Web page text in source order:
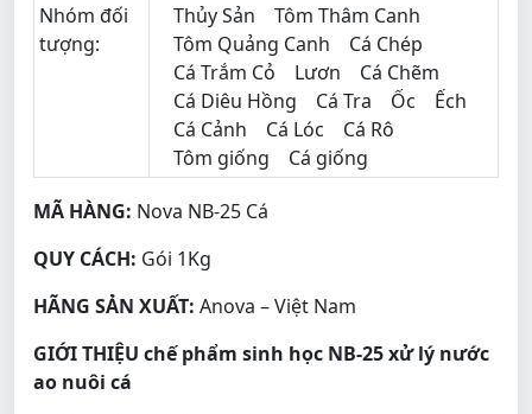
Nhóm đối
tượng:
Thủy Sản
Tôm Thâm Canh
Tôm Quảng Canh
Cá Chép
Cá Trắm Cỏ
Lươn
Cá Chẽm
Cá Diêu Hồng
Cá Tra Ốc
Ếch
Cá Cảnh
Cá Lóc
Cá Rô
Tôm giống
Cá giống
MÃ HÀNG: Nova NB-25 Cá
QUY CÁCH: Gói 1Kg
HÃNG SẢN XUẤT: Anova – Việt Nam
GIỚI THIỆU chế phẩm sinh học NB-25 xử lý nước
ao nuôi cá